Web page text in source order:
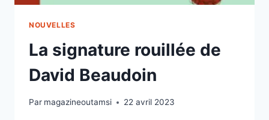
NOUVELLES
La signature rouillée de
David Beaudoin
Par magazineoutamsi 22 avril 2023